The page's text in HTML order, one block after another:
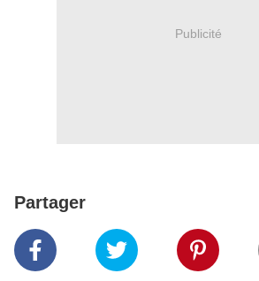
Publicité
Partager